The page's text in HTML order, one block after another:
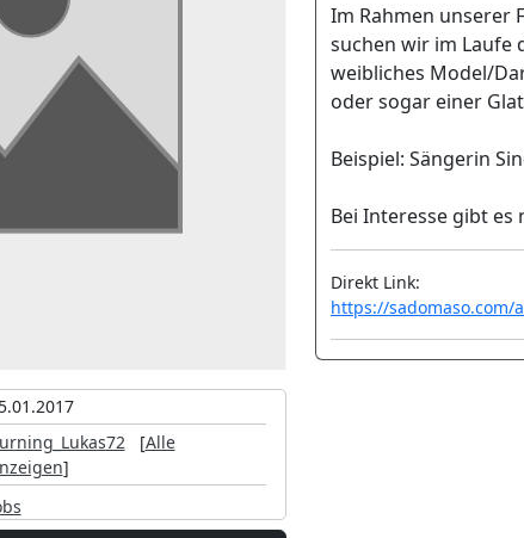
[Alle
]
Im Rahmen unserer
suchen wir im Laufe
weibliches Model/
oder sogar einer
Beispiel: Sängerin
Bei Interesse gibt
Direkt Link:
https://